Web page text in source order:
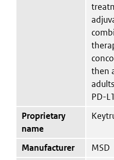
then
PD-
Proprietary
name
Manufacturer
MSD